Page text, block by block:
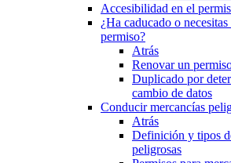
Accesibilidad en el
¿Ha caducado o
permiso?
Atrás
Renovar un
Duplicado por
cambio de datos
Conducir mercancías
Atrás
Definición y tipos
peligrosas